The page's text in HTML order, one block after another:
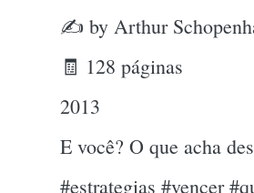
✍ by Arthur
🧾 128 páginas
2013
E você? O que acha
#estrategias #vencer